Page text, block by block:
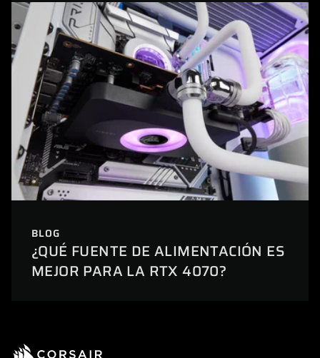
BLOG
¿QUÉ FUENTE DE ALIMENTACIÓN ES
MEJOR PARA LA RTX 4070?